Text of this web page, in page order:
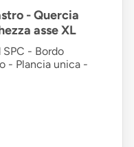
- Quercia
asse XL
- Bordo
- Plancia unica -